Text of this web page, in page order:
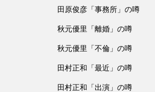
田原俊彦「事務所」の噂
秋元優里「離婚」の噂
秋元優里「不倫」の噂
田村正和「最近」の噂
田村正和「出演」の噂